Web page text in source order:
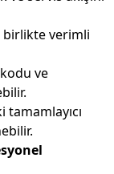
birlikte verimli
ve